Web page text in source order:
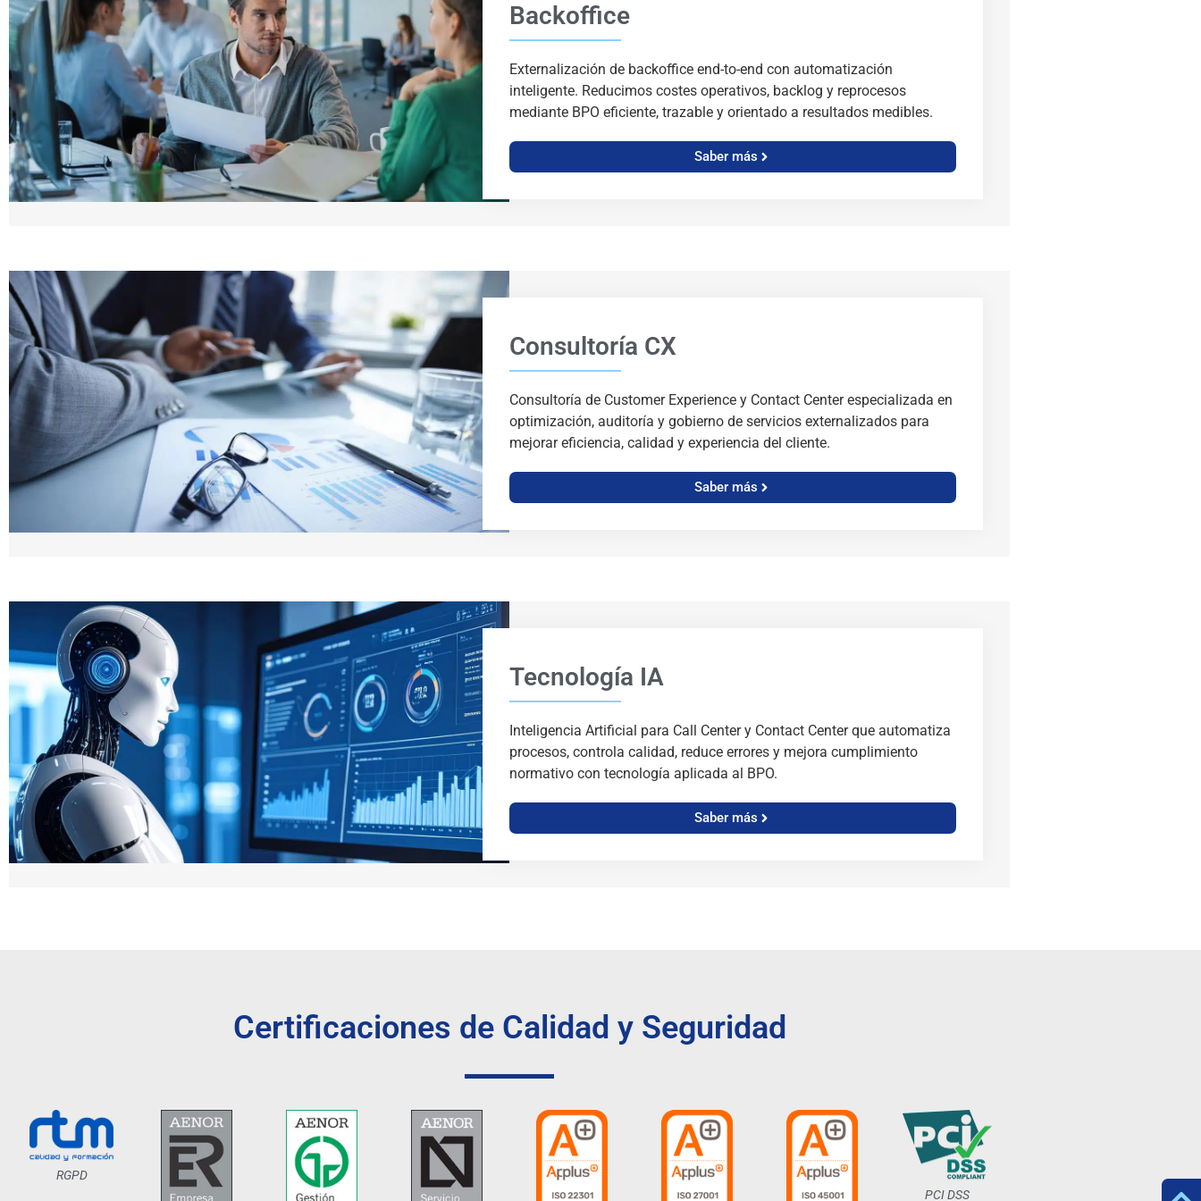
Backoffice
Externalización de backoffice end-to-end con automatización
inteligente. Reducimos costes operativos, backlog y reprocesos
mediante BPO eficiente, trazable y orientado a resultados medibles.
Saber más
Consultoría CX
Consultoría de Customer Experience y Contact Center especializada en
optimización, auditoría y gobierno de servicios externalizados para
mejorar eficiencia, calidad y experiencia del cliente.
Saber más
Tecnología IA
Inteligencia Artificial para Call Center y Contact Center que automatiza
procesos, controla calidad, reduce errores y mejora cumplimiento
normativo con tecnología aplicada al BPO.
Saber más
Certificaciones de Calidad y Seguridad
RGPD
PCI DSS